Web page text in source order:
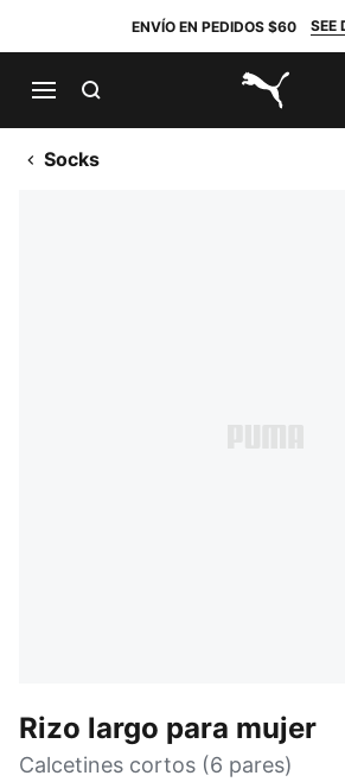
ENVÍO EN PEDIDOS $60 SEE
PUMA.com
Socks
Rizo largo para mujer
Calcetines cortos (6 pares)